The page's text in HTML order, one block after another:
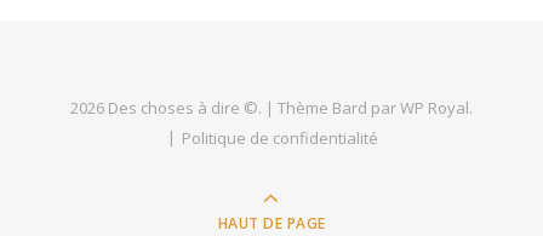
2026 Des choses à dire ©. | Thème Bard parWP Royal.
Politique de confidentialité
HAUT DE PAGE